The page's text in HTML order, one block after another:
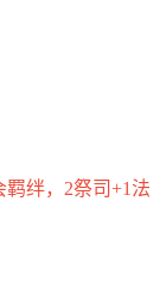
绊，2祭司+1法